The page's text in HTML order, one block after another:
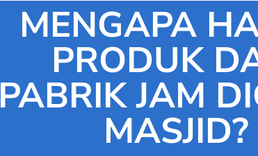
MENGAPA
PRODUK
PABRIK JAM
MASJID?